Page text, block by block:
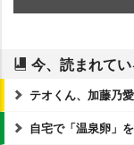
今、読まれて
テオくん、加藤乃
自宅で「温泉卵」